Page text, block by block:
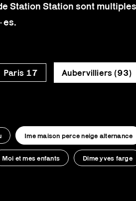
Station Station sont
Paris 17 Aubervilliers (93)
Ime maison perce neige alternance
Moi et mes enfants Dime yves farge